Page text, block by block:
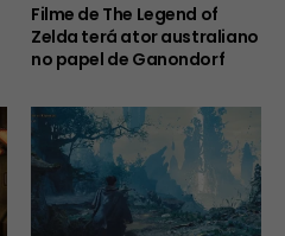
Filme de The Legend of
Zelda terá ator australiano
no papel de Ganondorf